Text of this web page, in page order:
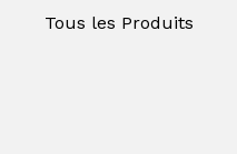
Tous les Produits